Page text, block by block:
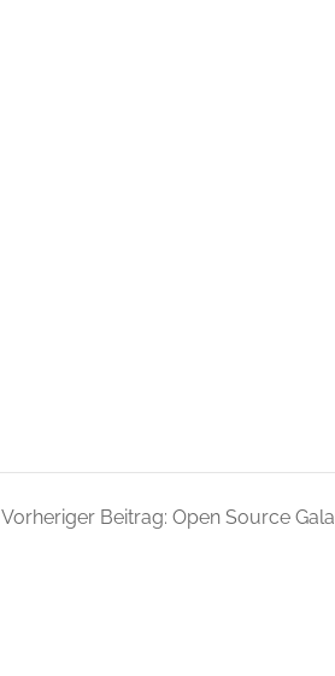
Vorheriger Beitrag: Open Source Gala